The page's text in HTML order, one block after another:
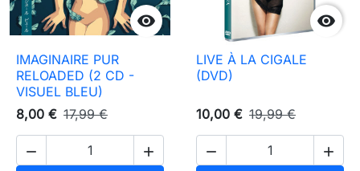

IMAGINAIRE PUR
RELOADED (2 CD -
VISUEL BLEU)
8,00 € 17,99 €
 

LIVE À LA CIGALE
(DVD)
10,00 € 19,99 €
 